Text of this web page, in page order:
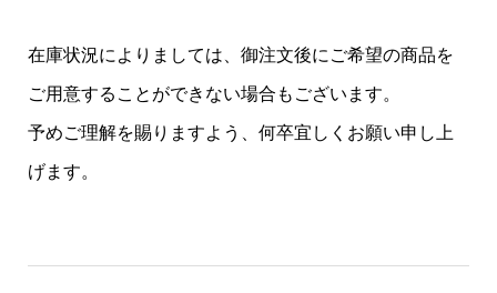
在庫状況によりましては、御注文後にご希望の商品を
ご用意することができない場合もございます。
予めご理解を賜りますよう、何卒宜しくお願い申し上
げます。